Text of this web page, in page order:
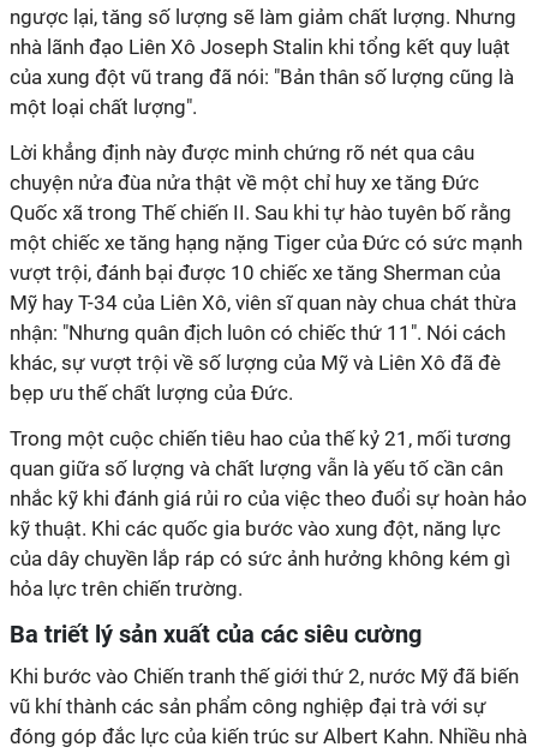
ngược lại, tăng số lượng sẽ làm giảm chất lượng. Nhưng
nhà lãnh đạo Liên Xô Joseph Stalin khi tổng kết quy luật
của xung đột vũ trang đã nói: "Bản thân số lượng cũng là
một loại chất lượng".
Lời khẳng định này được minh chứng rõ nét qua câu
chuyện nửa đùa nửa thật về một chỉ huy xe tăng Đức
Quốc xã trong Thế chiến II. Sau khi tự hào tuyên bố rằng
một chiếc xe tăng hạng nặng Tiger của Đức có sức mạnh
vượt trội, đánh bại được 10 chiếc xe tăng Sherman của
Mỹ hay T-34 của Liên Xô, viên sĩ quan này chua chát thừa
nhận: "Nhưng quân địch luôn có chiếc thứ 11". Nói cách
khác, sự vượt trội về số lượng của Mỹ và Liên Xô đã đè
bẹp ưu thế chất lượng của Đức.
Trong một cuộc chiến tiêu hao của thế kỷ 21, mối tương
quan giữa số lượng và chất lượng vẫn là yếu tố cần cân
nhắc kỹ khi đánh giá rủi ro của việc theo đuổi sự hoàn hảo
kỹ thuật. Khi các quốc gia bước vào xung đột, năng lực
của dây chuyền lắp ráp có sức ảnh hưởng không kém gì
hỏa lực trên chiến trường.
Ba triết lý sản xuất của các siêu cường
Khi bước vào Chiến tranh thế giới thứ 2, nước Mỹ đã biến
vũ khí thành các sản phẩm công nghiệp đại trà với sự
đóng góp đắc lực của kiến trúc sư Albert Kahn. Nhiều nhà